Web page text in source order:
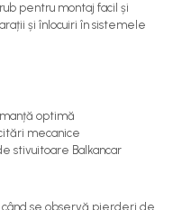
pentru montaj facil și
și înlocuiri în sistemele
optimă
mecanice
stivuitoare Balkancar
când se observă pierderi de